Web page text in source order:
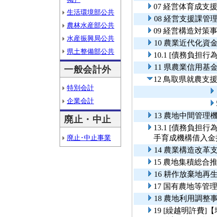
生活環境部公共
農林水産部公共
水産振興局公共
県土整備部公共
一般会計外
特別会計
企業会計
廃止・中止
廃止･中止事業
07 経営体育成支
08 経営支援課管
09 経営構造対策
10 農業近代化資
10.1 [債務負担行
11 県農業信用基
12 鳥取県就農支
13 農地中間管理
13.1 [債務負担行
手育成機構借入
14 農業構造改革
15 農地集積総合
16 耕作放棄地再
17 国有農地等管
18 農地利用調整
19 [繰越明許費]